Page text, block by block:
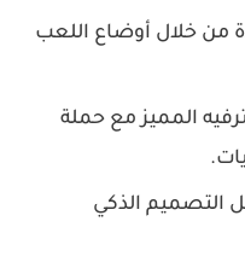
من خلال أوضاع اللعب
المميز مع حملة
التصميم الذكي